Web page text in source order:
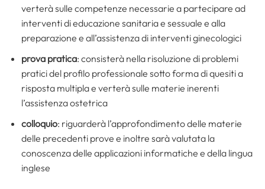
verterà sulle competenze necessarie a partecipare ad
interventi di educazione sanitaria e sessuale e alla
preparazione e all’assistenza di interventi ginecologici
prova pratica: consisterà nella risoluzione di problemi
pratici del profilo professionale sotto forma di quesiti a
risposta multipla e verterà sulle materie inerenti
l’assistenza ostetrica
colloquio: riguarderà l’approfondimento delle materie
delle precedenti prove e inoltre sarà valutata la
conoscenza delle applicazioni informatiche e della lingua
inglese